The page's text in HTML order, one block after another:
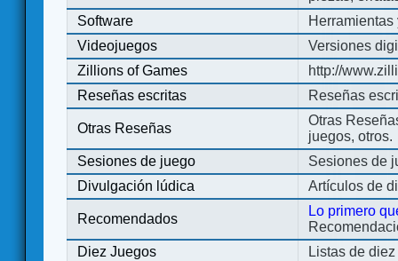
Software
Videojuegos
Versiones
Zillions of Games
http://
Reseñas escritas
Reseñas
Otras Reseñas
Otras
juegos, otros.
Sesiones de juego
Sesiones de
Divulgación lúdica
Artículos de
Recomendados
Lo primero
Diez Juegos
Listas de